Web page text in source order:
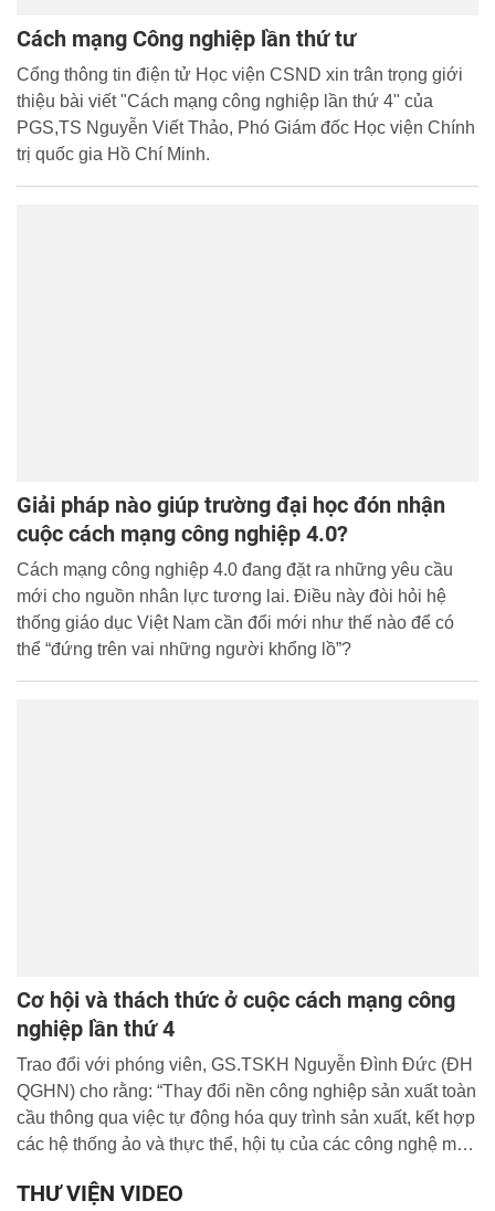
Cách mạng Công nghiệp lần thứ tư
Cổng thông tin điện tử Học viện CSND xin trân trọng giới
thiệu bài viết "Cách mạng công nghiệp lần thứ 4" của
PGS,TS Nguyễn Viết Thảo, Phó Giám đốc Học viện Chính
trị quốc gia Hồ Chí Minh.
Giải pháp nào giúp trường đại học đón nhận
cuộc cách mạng công nghiệp 4.0?
Cách mạng công nghiệp 4.0 đang đặt ra những yêu cầu
mới cho nguồn nhân lực tương lai. Điều này đòi hỏi hệ
thống giáo dục Việt Nam cần đổi mới như thế nào để có
thể “đứng trên vai những người khổng lồ”?
Cơ hội và thách thức ở cuộc cách mạng công
nghiệp lần thứ 4
Trao đổi với phóng viên, GS.TSKH Nguyễn Đình Đức (ĐH
QGHN) cho rằng: “Thay đổi nền công nghiệp sản xuất toàn
cầu thông qua việc tự động hóa quy trình sản xuất, kết hợp
các hệ thống ảo và thực thể, hội tụ của các công nghệ mới
mạng công nghiệp lần thứ 4”
THƯ VIỆN VIDEO